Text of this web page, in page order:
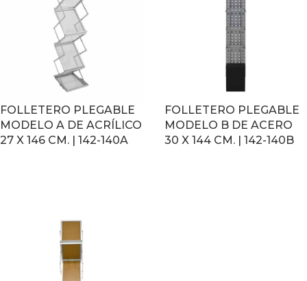
FOLLETERO PLEGABLE
MODELO A DE ACRÍLICO
27 X 146 CM. | 142-140A
FOLLETERO PLEGABLE
MODELO B DE ACERO
30 X 144 CM. | 142-140B